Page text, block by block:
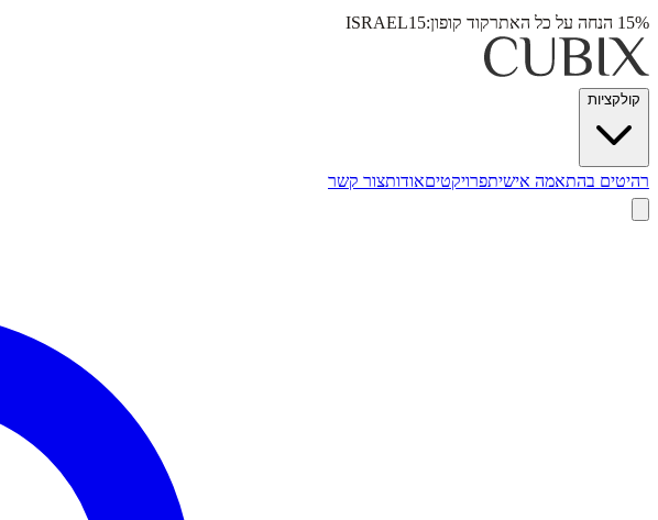
15% הנחה על כל האתר קוד קופון:ISRAEL15
קולקציות
רהיטים בהתאמה אישיתפרויקטיםאודותצור קשר